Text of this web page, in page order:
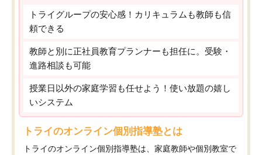
トライグループの安心感！カリキュラムも教師も信
頼できる
教師と別に正社員教育プランナーも担任に。受験・
進路相談も可能
授業日以外の家庭学習も任せよう！使い放題の嬉し
いシステム
トライのオンライン個別指導塾とは
トライのオンライン個別指導塾は、家庭教師や個別教室で